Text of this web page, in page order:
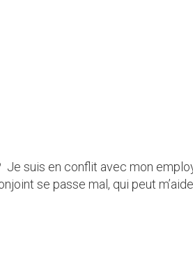
suis en conflit avec mon
se passe mal, qui peut